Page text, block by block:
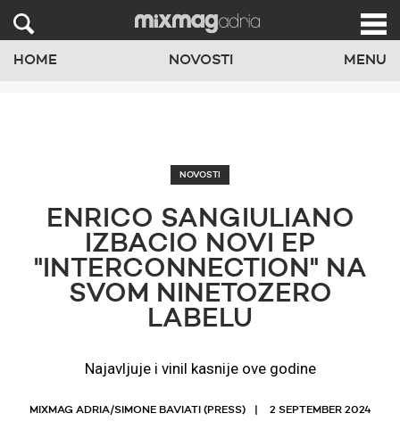
HOME NOVOSTI MENU
NOVOSTI
ENRICO SANGIULIANO
IZBACIO NOVI EP
"INTERCONNECTION" NA
SVOM NINETOZERO
LABELU
Najavljuje i vinil kasnije ove godine
MIXMAG ADRIA/SIMONE BAVIATI (PRESS) 2 SEPTEMBER 2024